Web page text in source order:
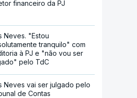
financeiro da PJ
Neves. "Estou
tranquilo" com
à PJ e "não vou ser
pelo TdC
Neves vai ser julgado pelo
de Contas